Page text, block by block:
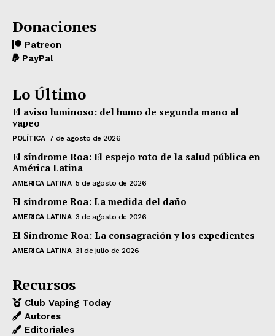
Donaciones
Patreon
PayPal
Lo Último
El aviso luminoso: del humo de segunda mano al
vapeo
POLÍTICA 7 de agosto de 2026
El síndrome Roa: El espejo roto de la salud pública en
América Latina
AMERICA LATINA 5 de agosto de 2026
El síndrome Roa: La medida del daño
AMERICA LATINA 3 de agosto de 2026
El Síndrome Roa: La consagración y los expedientes
AMERICA LATINA 31 de julio de 2026
Recursos
Club Vaping Today
Autores
Editoriales